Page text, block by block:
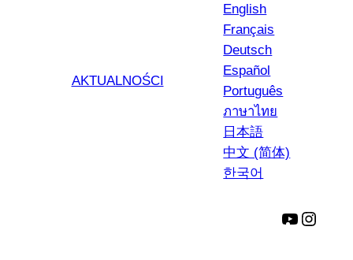
AKTUALNOŚCI
English
Français
Deutsch
Español
Português
ภาษาไทย
日本語
中文 (简体)
한국어
YouTube